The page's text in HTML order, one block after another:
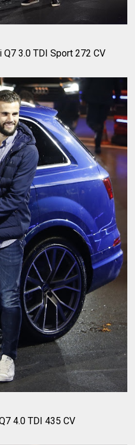
Q7 3.0 TDI Sport 272 CV
4.0 TDI 435 CV